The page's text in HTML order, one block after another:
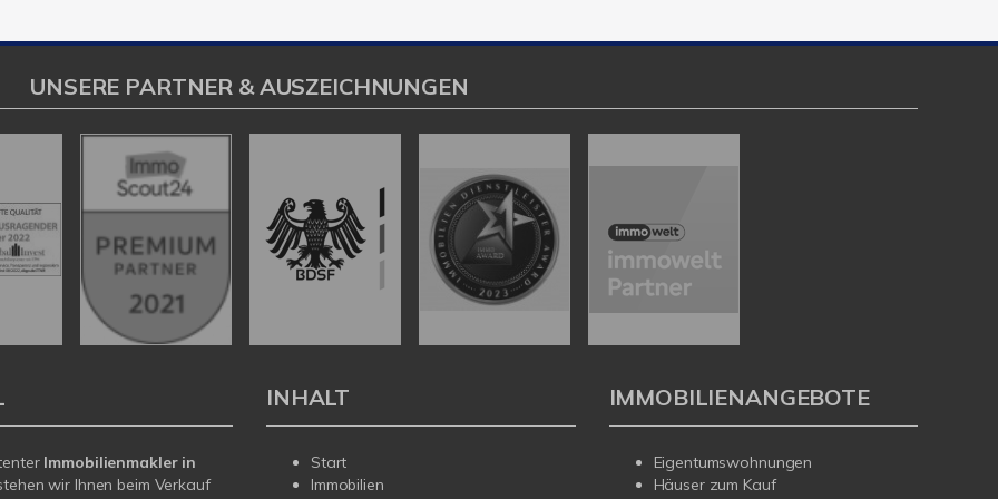
UNSERE PARTNER & AUSZEICHNUNGEN
Immobilienmakler in
wir Ihnen beim Verkauf
INHALT
Start
Immobilien
IMMOBILIENANGEBOTE
Eigentumswohnungen
Häuser zum Kauf